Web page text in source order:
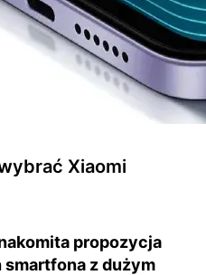
Xiaomi
propozycja
z dużym